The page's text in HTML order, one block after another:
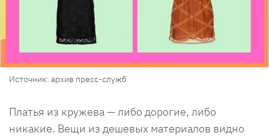
Источник: архив пресс-служб
Платья из кружева — либо дорогие, либо
никакие. Вещи из дешевых материалов видно